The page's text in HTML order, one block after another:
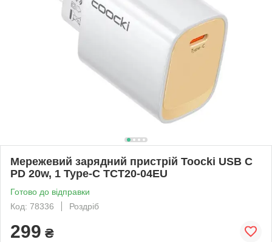
Мережевий зарядний пристрій Toocki USB C
PD 20w, 1 Type-C TCT20-04EU
Готово до відправки
Код: 78336
Роздріб
299 ₴